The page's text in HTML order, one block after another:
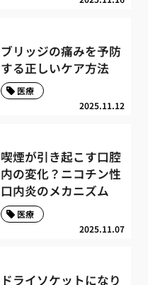
ブリッジの痛みを予防
する正しいケア方法
2025.11.12
医療
喫煙が引き起こす口腔
内の変化？ニコチン性
口内炎のメカニズム
2025.11.07
医療
ドライソケットになり